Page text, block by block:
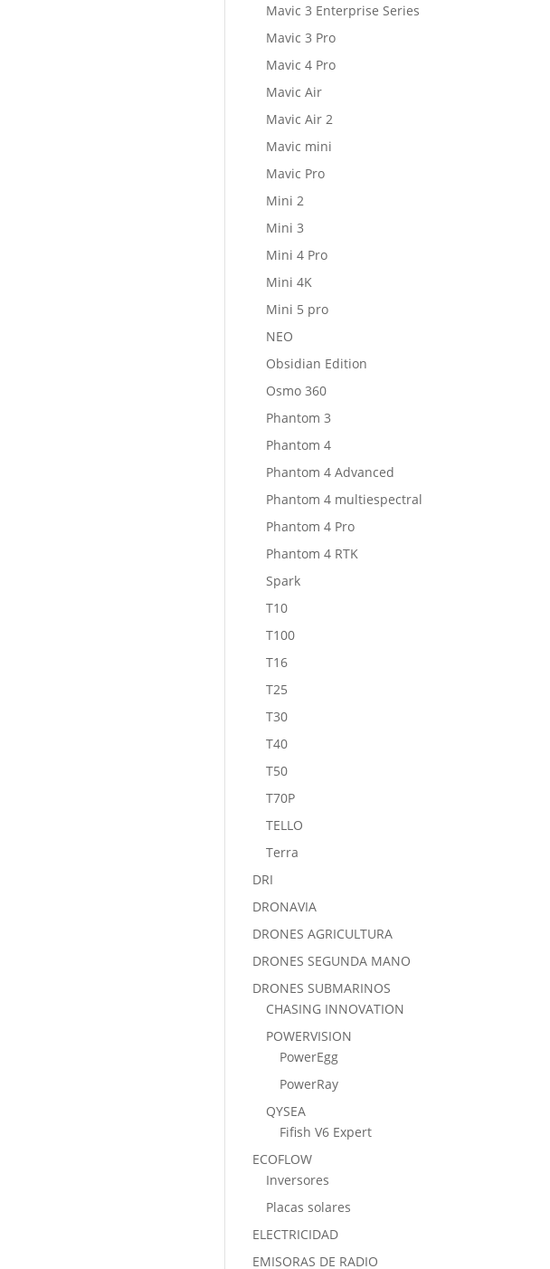
Mavic 3 Enterprise Series
Mavic 3 Pro
Mavic 4 Pro
Mavic Air
Mavic Air 2
Mavic mini
Mavic Pro
Mini 2
Mini 3
Mini 4 Pro
Mini 4K
Mini 5 pro
NEO
Obsidian Edition
Osmo 360
Phantom 3
Phantom 4
Phantom 4 Advanced
Phantom 4 multiespectral
Phantom 4 Pro
Phantom 4 RTK
Spark
T10
T100
T16
T25
T30
T40
T50
T70P
TELLO
Terra
DRI
DRONAVIA
DRONES AGRICULTURA
DRONES SEGUNDA MANO
DRONES SUBMARINOS
CHASING INNOVATION
POWERVISION
PowerEgg
PowerRay
QYSEA
Fifish V6 Expert
ECOFLOW
Inversores
Placas solares
ELECTRICIDAD
EMISORAS DE RADIO